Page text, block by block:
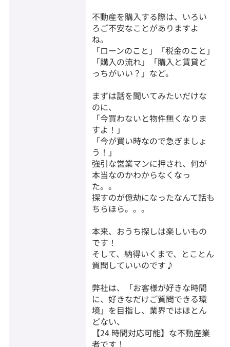
不動産を購入する際は、いろい
ろご不安なことがありますよ
ね。
「ローンのこと」「税金のこと」
「購入の流れ」「購入と賃貸ど
っちがいい？」など。
まずは話を聞いてみたいだけな
のに、
「今買わないと物件無くなりま
すよ！」
「今が買い時なので急ぎましょ
う！」
強引な営業マンに押され、何が
本当なのかわからなくなっ
た。。
探すのが億劫になったなんて話も
ちらほら。。。
本来、おうち探しは楽しいもの
です！
そして、納得いくまで、とことん
質問していいのです♪
弊社は、「お客様が好きな時間
に、好きなだけご質問できる環
境」を目指し、業界ではほとん
どない、
【24 時間対応可能】な不動産業
者です！